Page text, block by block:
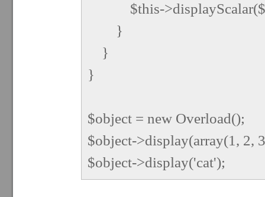
$this-
}
}
}
$object = new Overload();
$object->display(array(1, 2,
$object->display('cat');